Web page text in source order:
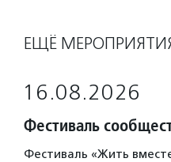
ЕЩЁ
16.08.2026
Фестиваль
Фестиваль «Жить